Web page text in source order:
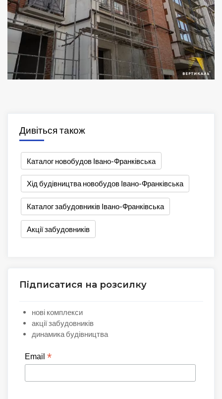
Дивіться також
Каталог новобудов Івано-Франківська
Хід будівництва новобудов Івано-Франківська
Каталог забудовників Івано-Франківська
Акції забудовників
Підписатися на розсилку
нові комплекси
акції забудовників
динамика будівництва
Email *